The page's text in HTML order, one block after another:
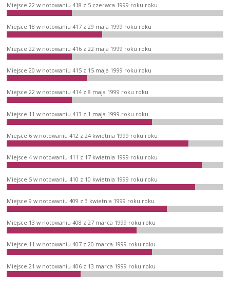
Miejsce 22 w notowaniu 418 z 5 czerwca 1999 roku roku
Miejsce 18 w notowaniu 417 z 29 maja 1999 roku roku
Miejsce 22 w notowaniu 416 z 22 maja 1999 roku roku
Miejsce 20 w notowaniu 415 z 15 maja 1999 roku roku
Miejsce 22 w notowaniu 414 z 8 maja 1999 roku roku
Miejsce 11 w notowaniu 413 z 1 maja 1999 roku roku
Miejsce 6 w notowaniu 412 z 24 kwietnia 1999 roku roku
Miejsce 4 w notowaniu 411 z 17 kwietnia 1999 roku roku
Miejsce 5 w notowaniu 410 z 10 kwietnia 1999 roku roku
Miejsce 9 w notowaniu 409 z 3 kwietnia 1999 roku roku
Miejsce 13 w notowaniu 408 z 27 marca 1999 roku roku
Miejsce 11 w notowaniu 407 z 20 marca 1999 roku roku
Miejsce 21 w notowaniu 406 z 13 marca 1999 roku roku